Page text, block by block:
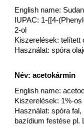
English name: Sudan
IUPAC: 1-{[4-
2-ol
Kiszerelések: telített
Használat: spóra
Név: acetokármin
English name:
Kiszerelések: 1%-os
Használat: spóra
bazídium festése pl.